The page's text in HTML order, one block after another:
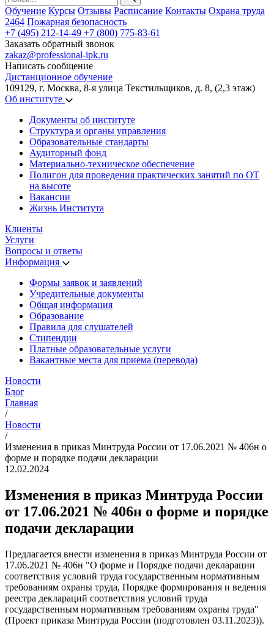
Обучение Курсы Отзывы Расписание Контакты Охрана труда
2464 Пожарная безопасность
+7 (495) 212-14-49 +7 (800) 775-83-61
Заказать обратный звонок
zakaz@professional-ipk.ru
Написать сообщение
Дистанционное обучение
109129, г. Москва, 8-я улица Текстильщиков, д. 8, (2,3 этаж)
Об институте
Документы об институте
Структура и органы управления
Образовательные стандарты
Аудиторный фонд
Материально-техническое обеспечение
Полигон для проведения практических занятий по ОТ
на высоте
Вакансии
Жизнь Института
Клиенты
Услуги
Вопросы и ответы
Информация
Формы заявок и заявлений
Учредительные документы
Общая информация
Образование
Правила для слушателей
Стипендии
Платные образовательные услуги
Вакантные места для приема (перевода)
Новости
Блог
Главная
/
Новости
/
Изменения в приказ Минтруда России от 17.06.2021 № 406н о
форме и порядке подачи декларации
12.02.2024
Изменения в приказ Минтруда России
от 17.06.2021 № 406н о форме и порядке
подачи декларации
Предлагается внести изменения в приказ Минтруда России от
17.06.2021 № 406н "О форме и Порядке подачи декларации
соответствия условий труда государственным нормативным
требованиям охраны труда, Порядке формирования и ведения
реестра деклараций соответствия условий труда
государственным нормативным требованиям охраны труда"
(Проект приказа Минтруда России (подготовлен 03.11.2023)).